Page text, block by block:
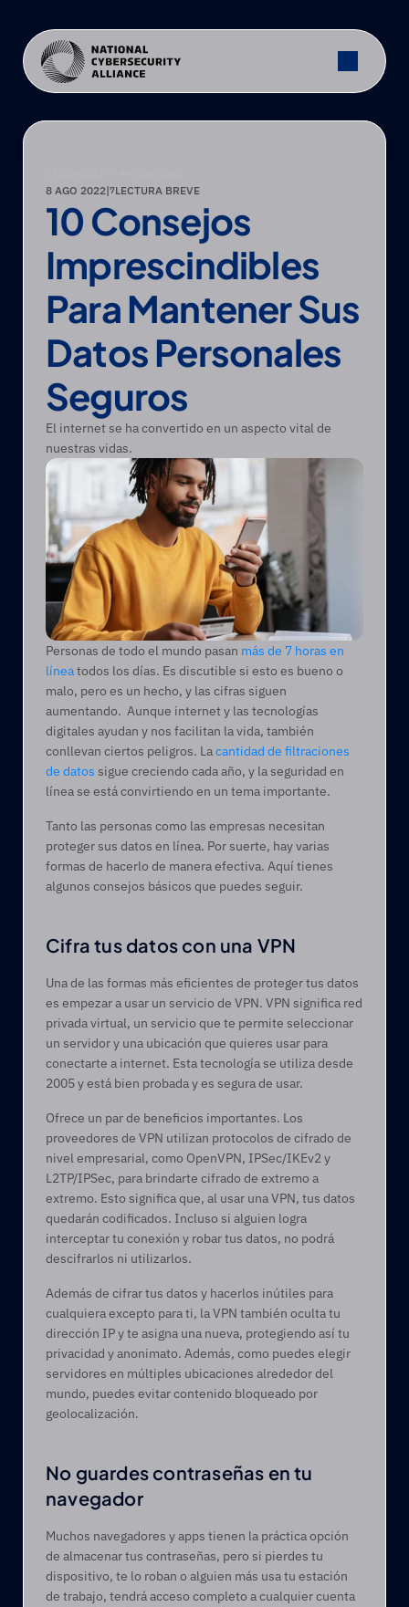
8 AGO 2022|7LECTURA BREVE
10 Consejos
Imprescindibles
Para Mantener Sus
Datos Personales
Seguros
El internet se ha convertido en un aspecto vital de
nuestras vidas.
Personas de todo el mundo pasan más de 7 horas en
línea todos los días. Es discutible si esto es bueno o
malo, pero es un hecho, y las cifras siguen
aumentando.  Aunque internet y las tecnologías
digitales ayudan y nos facilitan la vida, también
conllevan ciertos peligros. La cantidad de filtraciones
de datos sigue creciendo cada año, y la seguridad en
línea se está convirtiendo en un tema importante.
Tanto las personas como las empresas necesitan
proteger sus datos en línea. Por suerte, hay varias
formas de hacerlo de manera efectiva. Aquí tienes
algunos consejos básicos que puedes seguir.
Cifra tus datos con una VPN
Una de las formas más eficientes de proteger tus datos
es empezar a usar un servicio de VPN. VPN significa red
privada virtual, un servicio que te permite seleccionar
un servidor y una ubicación que quieres usar para
conectarte a internet. Esta tecnología se utiliza desde
2005 y está bien probada y es segura de usar.
Ofrece un par de beneficios importantes. Los
proveedores de VPN utilizan protocolos de cifrado de
nivel empresarial, como OpenVPN, IPSec/IKEv2 y
L2TP/IPSec, para brindarte cifrado de extremo a
extremo. Esto significa que, al usar una VPN, tus datos
quedarán codificados. Incluso si alguien logra
interceptar tu conexión y robar tus datos, no podrá
descifrarlos ni utilizarlos.
Además de cifrar tus datos y hacerlos inútiles para
cualquiera excepto para ti, la VPN también oculta tu
dirección IP y te asigna una nueva, protegiendo así tu
privacidad y anonimato. Además, como puedes elegir
servidores en múltiples ubicaciones alrededor del
mundo, puedes evitar contenido bloqueado por
geolocalización.
No guardes contraseñas en tu
navegador
Muchos navegadores y apps tienen la práctica opción
de almacenar tus contraseñas, pero si pierdes tu
dispositivo, te lo roban o alguien más usa tu estación
de trabajo, tendrá acceso completo a cualquier cuenta